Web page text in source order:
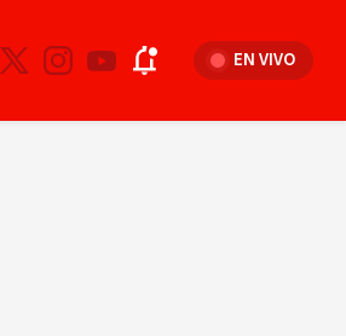
EN VIVO